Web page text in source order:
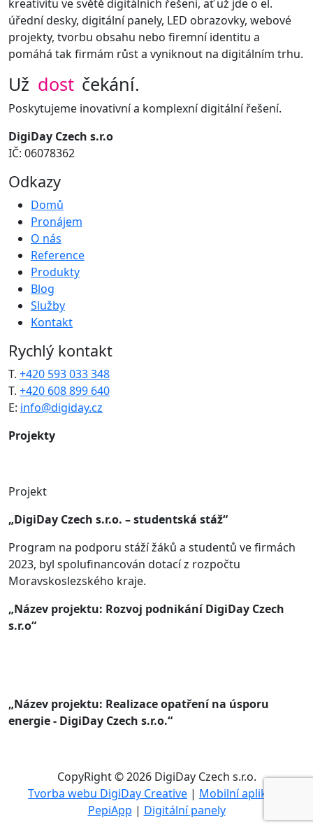
kreativitu ve světě digitálních řešení, ať už jde o el.
úřední desky, digitální panely, LED obrazovky, webové
projekty, tvorbu obsahu nebo firemní identitu a
pomáhá tak firmám růst a vyniknout na digitálním trhu.
Už dost čekání.
Poskytujeme inovativní a komplexní digitální řešení.
DigiDay Czech s.r.o
IČ: 06078362
Odkazy
Domů
Pronájem
O nás
Reference
Produkty
Blog
Služby
Kontakt
Rychlý kontakt
T. +420 593 033 348
T. +420 608 899 640
E: info@digiday.cz
Projekty
Projekt
„DigiDay Czech s.r.o. – studentská stáž“
Program na podporu stáží žáků a studentů ve firmách
2023, byl spolufinancován dotací z rozpočtu
Moravskoslezského kraje.
„Název projektu: Rozvoj podnikání DigiDay Czech
s.r.o“
„Název projektu: Realizace opatření na úsporu
energie - DigiDay Czech s.r.o.“
CopyRight © 2026 DigiDay Czech s.r.o.
Tvorba webu DigiDay Creative | Mobilní aplikace
PepiApp | Digitální panely